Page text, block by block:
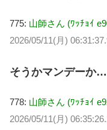
775: 山師さん (ﾜｯﾁｮｲ
2026/05/11(月)
そうかマンデーか…
778: 山師さん (ﾜｯﾁｮｲ
2026/05/11(月)